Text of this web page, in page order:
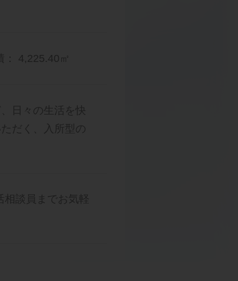
4,225.40㎡
日々の生活を快
だく、入所型の
談員までお気軽